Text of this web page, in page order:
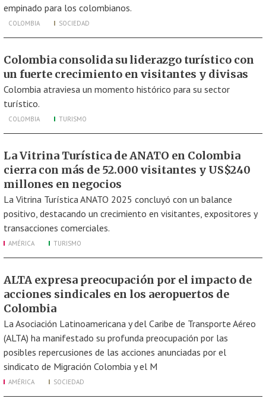
empinado para los colombianos.
COLOMBIA SOCIEDAD
Colombia consolida su liderazgo turístico con
un fuerte crecimiento en visitantes y divisas
Colombia atraviesa un momento histórico para su sector
turístico.
COLOMBIA TURISMO
La Vitrina Turística de ANATO en Colombia
cierra con más de 52.000 visitantes y US$240
millones en negocios
La Vitrina Turística ANATO 2025 concluyó con un balance
positivo, destacando un crecimiento en visitantes, expositores y
transacciones comerciales.
AMÉRICA TURISMO
ALTA expresa preocupación por el impacto de
acciones sindicales en los aeropuertos de
Colombia
La Asociación Latinoamericana y del Caribe de Transporte Aéreo
(ALTA) ha manifestado su profunda preocupación por las
posibles repercusiones de las acciones anunciadas por el
sindicato de Migración Colombia y el M
AMÉRICA SOCIEDAD